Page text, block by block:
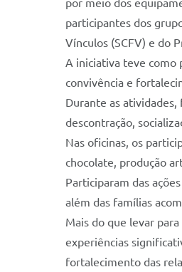
por meio dos
participantes dos
Vínculos (SCFV) e do
A iniciativa teve como
convivência e
Durante as
descontração,
Nas oficinas, os
chocolate, produção
Participaram das
além das famílias
Mais do que levar
experiências
fortalecimento das